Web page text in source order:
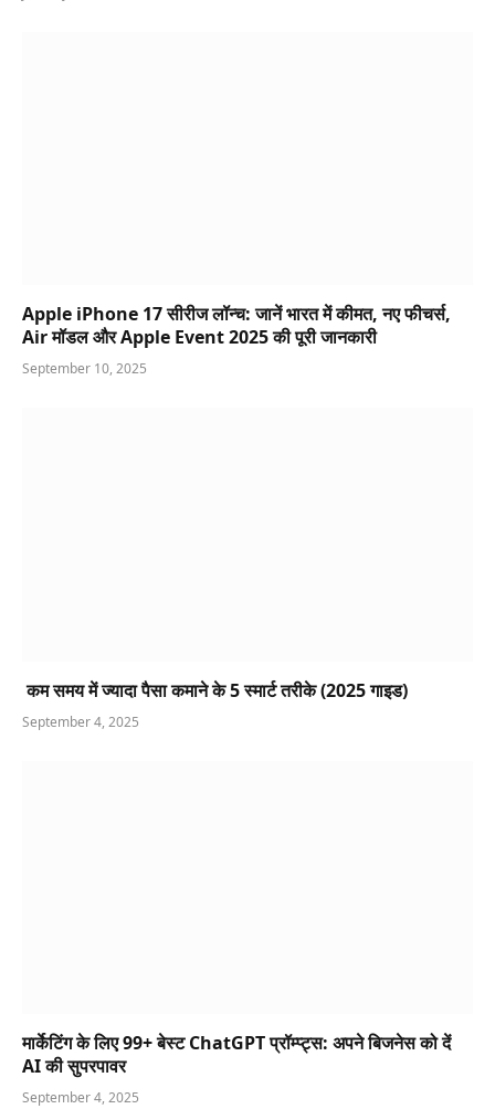
Apple iPhone 17 सीरीज लॉन्च: जानें भारत में कीमत, नए फीचर्स,
Air मॉडल और Apple Event 2025 की पूरी जानकारी
September 10, 2025
कम समय में ज्यादा पैसा कमाने के 5 स्मार्ट तरीके (2025 गाइड)
September 4, 2025
मार्केटिंग के लिए 99+ बेस्ट ChatGPT प्रॉम्प्ट्स: अपने बिजनेस को दें
AI की सुपरपावर
September 4, 2025